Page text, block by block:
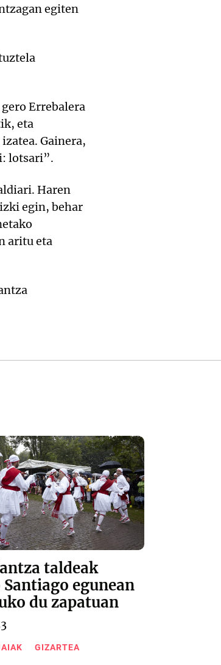
egiten
Errebalera
eta
Gainera,
lotsari”.
Haren
egin, behar
aritu eta
taldeak
egunean
du zapatuan
GIZARTEA